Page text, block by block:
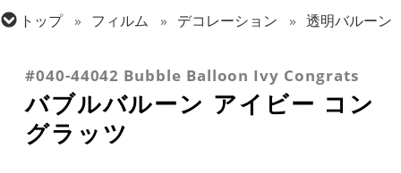
トップ フィルム デコレーション
透明バルーン
おめでとう・記念日
#040-44042 Bubble Balloon Ivy Congrats
バブルバルーン アイビー コン
グラッツ